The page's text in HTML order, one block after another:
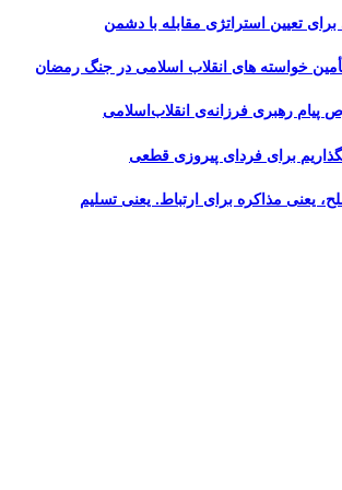
استراتژی مقابله با دشمن
های انقلاب اسلامی در جنگ رمضان
فرزانه‌ی انقلاب‌اسلامی
فردای پیروزی قطعی
برای ارتباط. یعنی تسلیم